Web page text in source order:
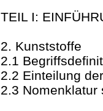
TEIL I:
2. Kunststoffe
2.1
2.2 Einteilung
2.3 Nomenklatur